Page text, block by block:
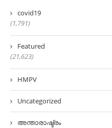
covid19
(1,791)
Featured
(21,623)
HMPV
Uncategorized
അന്താരാഷ്ട്രം